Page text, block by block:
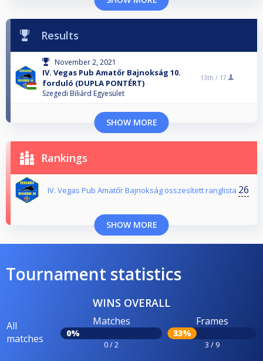
Results
November 2, 2021
IV. Vegas Pub Amatőr Bajnokság 10.
forduló (DUPLA PONTÉRT)
Szegedi Biliárd Egyesület
13th / 17
SHOW MORE
Rankings
IV. Vegas Pub Amatőr Bajnokság összesített ranglista 26
SHOW MORE
Tournament statistics
WINS OVERALL
All
matches
Matches
0%
0 / 2
Frames
33%
3 / 9